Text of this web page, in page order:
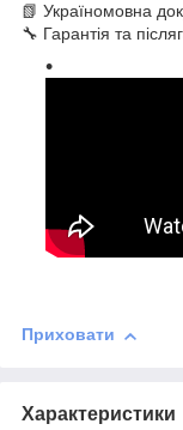
📗 Україномовна
🔧 Гарантія та
Приховати
Характеристики